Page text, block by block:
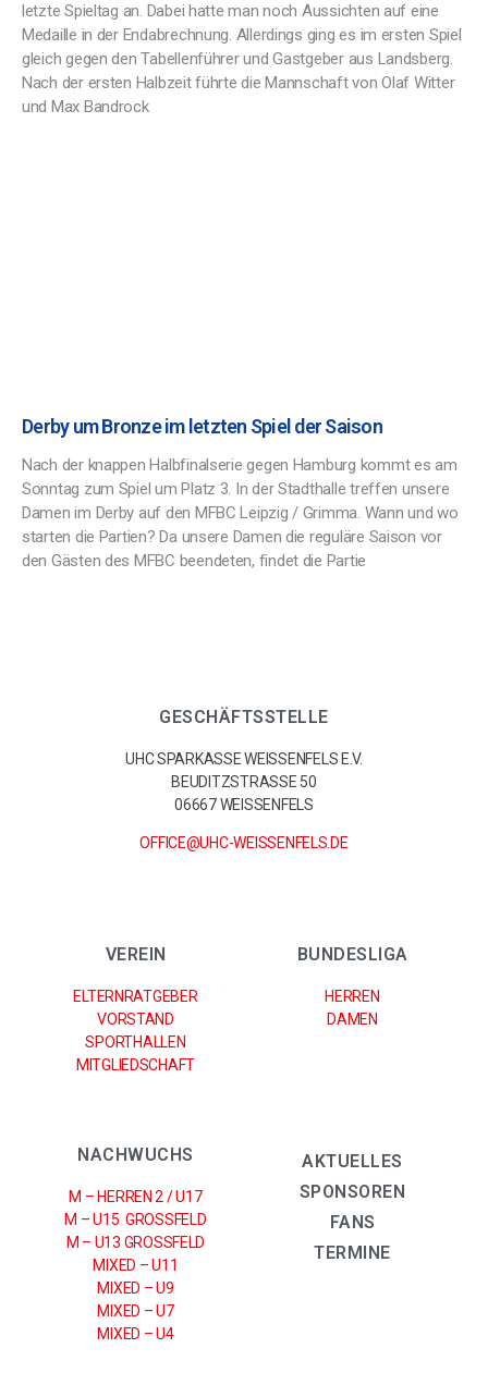
letzte Spieltag an. Dabei hatte man noch Aussichten auf eine
Medaille in der Endabrechnung. Allerdings ging es im ersten Spiel
gleich gegen den Tabellenführer und Gastgeber aus Landsberg.
Nach der ersten Halbzeit führte die Mannschaft von Olaf Witter
und Max Bandrock
Derby um Bronze im letzten Spiel der Saison
Nach der knappen Halbfinalserie gegen Hamburg kommt es am
Sonntag zum Spiel um Platz 3. In der Stadthalle treffen unsere
Damen im Derby auf den MFBC Leipzig / Grimma. Wann und wo
starten die Partien? Da unsere Damen die reguläre Saison vor
den Gästen des MFBC beendeten, findet die Partie
GESCHÄFTSSTELLE
UHC SPARKASSE WEISSENFELS E.V.
BEUDITZSTRASSE 50
06667 WEISSENFELS
OFFICE@UHC-WEISSENFELS.DE
VEREIN
ELTERNRATGEBER
VORSTAND
SPORTHALLEN
MITGLIEDSCHAFT
BUNDESLIGA
HERREN
DAMEN
NACHWUCHS
M – HERREN 2 / U17
M – U15 GROSSFELD
M – U13 GROSSFELD
MIXED – U11
MIXED – U9
MIXED – U7
MIXED – U4
AKTUELLES
SPONSOREN
FANS
TERMINE